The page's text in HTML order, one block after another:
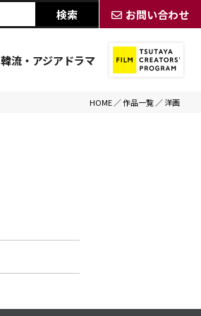
お問い合わせ
韓流・アジアドラマ
HOME ／作品一覧 ／洋画